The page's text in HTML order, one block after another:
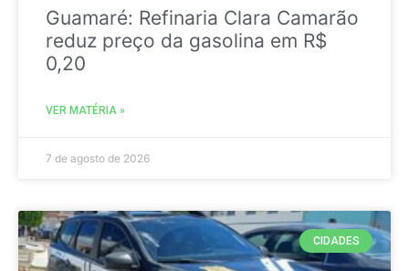
Guamaré: Refinaria Clara Camarão
reduz preço da gasolina em R$
0,20
VER MATÉRIA »
7 de agosto de 2026
CIDADES